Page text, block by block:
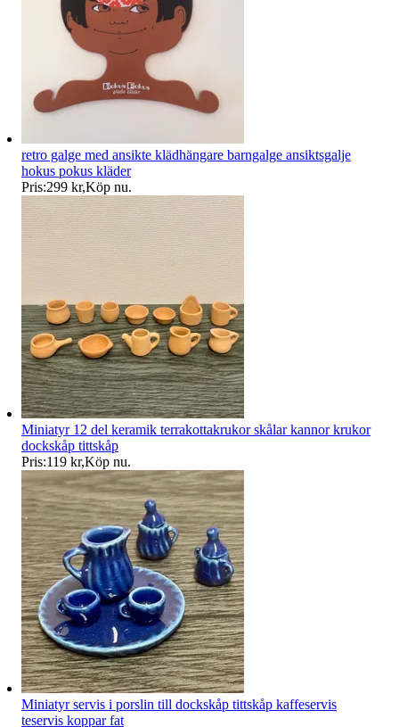
retro galge med ansikte klädhängare barngalge ansiktsgalje
hokus pokus kläder
Pris:299 kr,Köp nu.
Miniatyr 12 del keramik terrakottakrukor skålar kannor krukor
dockskåp tittskåp
Pris:119 kr,Köp nu.
Miniatyr servis i porslin till dockskåp tittskåp kaffeservis
teservis koppar fat